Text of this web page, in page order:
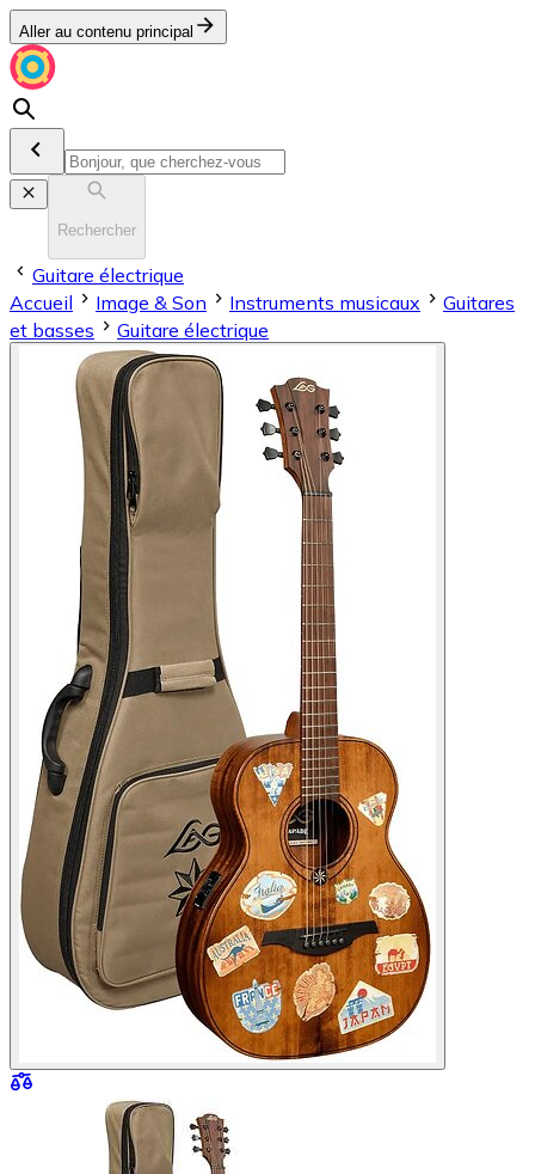
Aller au contenu principal
Rechercher
Guitare électrique
Accueil
Image & Son Instruments musicaux
Guitares
et basses
Guitare électrique